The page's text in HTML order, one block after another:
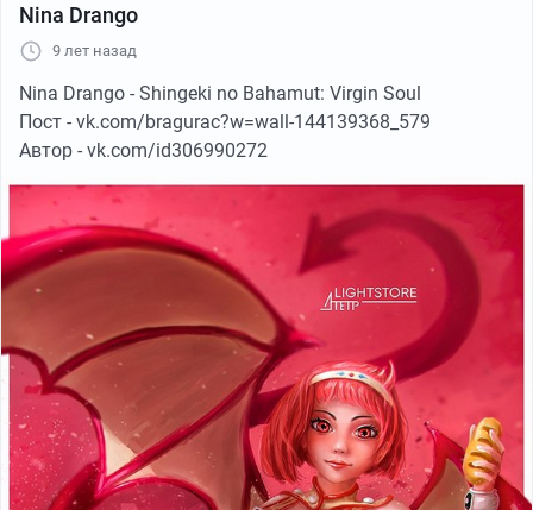
Nina Drango
9 лет назад
Nina Drango - Shingeki no Bahamut: Virgin Soul
Пост - vk.com/bragurac?w=wall-144139368_579
Автор - vk.com/id306990272